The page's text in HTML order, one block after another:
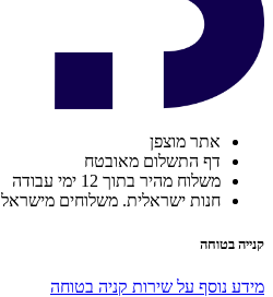
אתר מוצפן
דף התשלום מאובטח
משלוח מהיר בתוך 12 ימי עבודה
חנות ישראלית. משלוחים מישראל
קנייה בטוחה
מידע נוסף על שירות קניה בטוחה